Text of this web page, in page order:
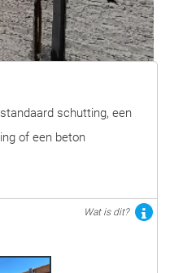
schutting, een
of een beton
Wat is dit?